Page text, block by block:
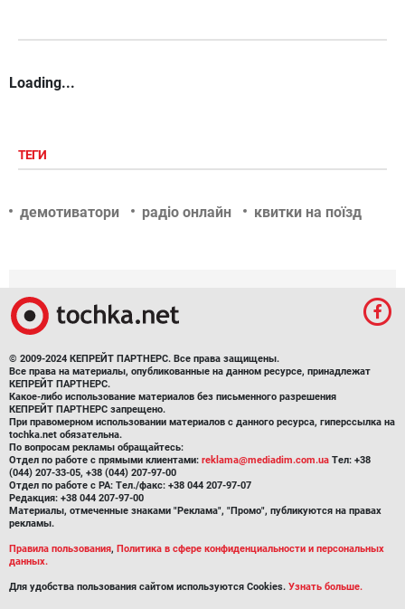
Loading...
ТЕГИ
демотиватори радіо онлайн квитки на поїзд
© 2009-2024 КЕПРЕЙТ ПАРТНЕРС. Все права защищены.
Все права на материалы, опубликованные на данном ресурсе, принадлежат
КЕПРЕЙТ ПАРТНЕРС.
Какое-либо использование материалов без письменного разрешения
КЕПРЕЙТ ПАРТНЕРС запрещено.
При правомерном использовании материалов с данного ресурса, гиперссылка на
tochka.net обязательна.
По вопросам рекламы обращайтесь:
Отдел по работе с прямыми клиентами: reklama@mediadim.com.ua Тел: +38
(044) 207-33-05, +38 (044) 207-97-00
Отдел по работе с РА: Тел./факс: +38 044 207-97-07
Редакция: +38 044 207-97-00
Материалы, отмеченные знаками "Реклама", "Промо", публикуются на правах
рекламы.
Правила пользования, Политика в сфере конфиденциальности и персональных
данных.
Для удобства пользования сайтом используются Cookies. Узнать больше.